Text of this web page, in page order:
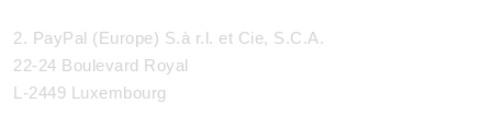
2. PayPal (Europe) S.à r.l. et Cie, S.C.A.
22-24 Boulevard Royal
L-2449 Luxembourg